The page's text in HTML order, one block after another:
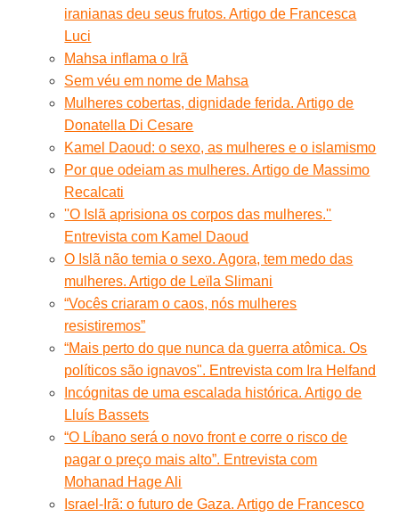
iranianas deu seus frutos. Artigo de Francesca
Luci
Mahsa inflama o Irã
Sem véu em nome de Mahsa
Mulheres cobertas, dignidade ferida. Artigo de
Donatella Di Cesare
Kamel Daoud: o sexo, as mulheres e o islamismo
Por que odeiam as mulheres. Artigo de Massimo
Recalcati
''O Islã aprisiona os corpos das mulheres.''
Entrevista com Kamel Daoud
O Islã não temia o sexo. Agora, tem medo das
mulheres. Artigo de Leïla Slimani
“Vocês criaram o caos, nós mulheres
resistiremos”
“Mais perto do que nunca da guerra atômica. Os
políticos são ignavos". Entrevista com Ira Helfand
Incógnitas de uma escalada histórica. Artigo de
Lluís Bassets
“O Líbano será o novo front e corre o risco de
pagar o preço mais alto”. Entrevista com
Mohanad Hage Ali
Israel-Irã: o futuro de Gaza. Artigo de Francesco